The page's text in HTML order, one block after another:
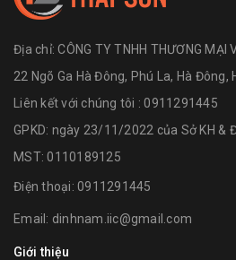
Địa chỉ:CÔNG TY TNHH THƯƠNG MẠI
22 Ngõ Ga Hà Đông, Phú La, Hà Đông,
Liên kết với chúng tôi : 0911291445
GPKD: ngày 23/11/2022 của Sở KH &
MST: 0110189125
Điện thoại: 0911291445
Email: dinhnam.iic@gmail.com
Giới thiệu